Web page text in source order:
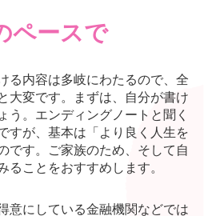
ペースで
る内容は多岐にわたるので、全
大変です。まずは、自分が書け
う。エンディングノートと聞く
すが、基本は「より良く人生を
です。ご家族のため、そして自
ることをおすすめします。
意にしている金融機関などでは